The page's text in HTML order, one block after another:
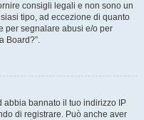
consigli legali e non sono un
tipo, ad eccezione di quanto
per segnalare abusi e/o per
Board?”.
abbia bannato il tuo indirizzo IP
di registrare. Può anche aver